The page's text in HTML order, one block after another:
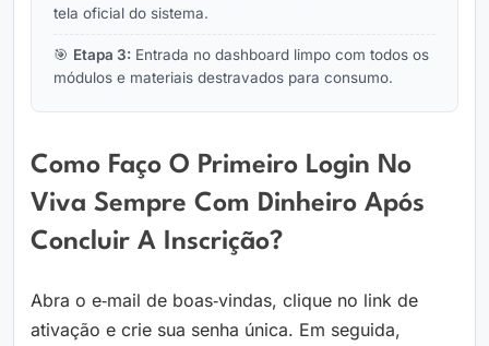
tela oficial do sistema.
🎯 Etapa 3: Entrada no dashboard limpo com todos os
módulos e materiais destravados para consumo.
Como Faço O Primeiro Login No
Viva Sempre Com Dinheiro Após
Concluir A Inscrição?
Abra o e‑mail de boas‑vindas, clique no link de
ativação e crie sua senha única. Em seguida,